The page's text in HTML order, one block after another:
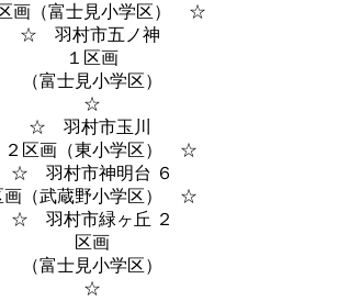
画（富士見小学区） ☆
☆ 羽村市五ノ神
１区画
（富士見小学区）
☆
☆ 羽村市玉川
２区画（東小学区） ☆
☆ 羽村市神明台 ６
画（武蔵野小学区） ☆
☆ 羽村市緑ヶ丘 ２
区画
（富士見小学区）
☆